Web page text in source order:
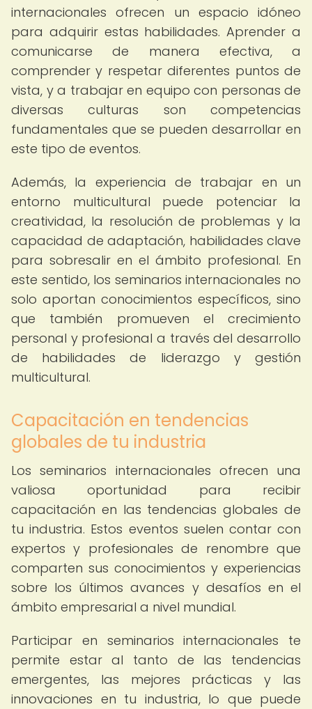
internacionales ofrecen un espacio idóneo
para adquirir estas habilidades. Aprender a
comunicarse de manera efectiva, a
comprender y respetar diferentes puntos de
vista, y a trabajar en equipo con personas de
diversas culturas son competencias
fundamentales que se pueden desarrollar en
este tipo de eventos.
Además, la experiencia de trabajar en un
entorno multicultural puede potenciar la
creatividad, la resolución de problemas y la
capacidad de adaptación, habilidades clave
para sobresalir en el ámbito profesional. En
este sentido, los seminarios internacionales no
solo aportan conocimientos específicos, sino
que también promueven el crecimiento
personal y profesional a través del desarrollo
de habilidades de liderazgo y gestión
multicultural.
Capacitación en tendencias
globales de tu industria
Los seminarios internacionales ofrecen una
valiosa oportunidad para recibir
capacitación en las tendencias globales de
tu industria. Estos eventos suelen contar con
expertos y profesionales de renombre que
comparten sus conocimientos y experiencias
sobre los últimos avances y desafíos en el
ámbito empresarial a nivel mundial.
Participar en seminarios internacionales te
permite estar al tanto de las tendencias
emergentes, las mejores prácticas y las
innovaciones en tu industria, lo que puede